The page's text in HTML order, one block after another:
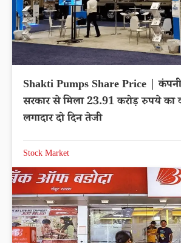
Shakti Pumps Share Price | कंपनी
सरकार से मिला 23.91 करोड़ रुपये का
लगादार दो दिन तेजी
Stock Market